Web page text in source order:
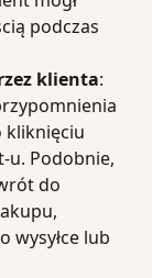
podczas
klienta:
kliknięciu
u. Podobnie,
do
wysyłce lub